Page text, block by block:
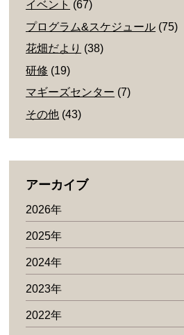
イベント (67)
プログラム&スケジュール (75)
花畑だより (38)
研修 (19)
マギーズセンター (7)
その他 (43)
アーカイブ
2026年
2025年
2024年
2023年
2022年